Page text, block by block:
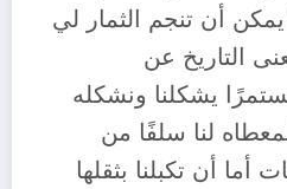
أن تنجم الثمار لي
التاريخ عن
يشكلنا ونشكله
لنا سلفًا من
أما أن تكبلنا بثقلها